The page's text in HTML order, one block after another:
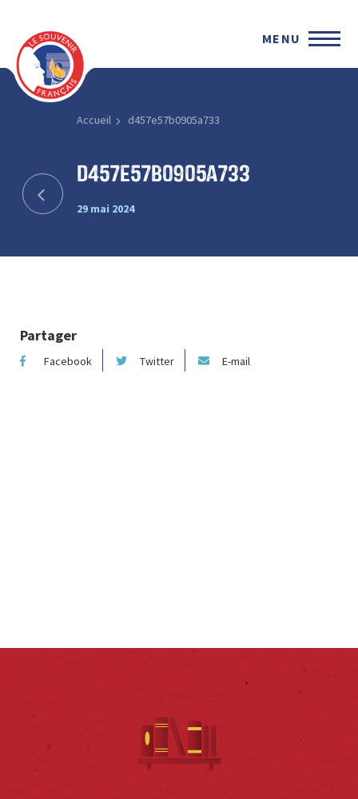
MENU
Accueil d457e57b0905a733
d457e57b0905a733
29 mai 2024
Partager
Facebook Twitter E-mail